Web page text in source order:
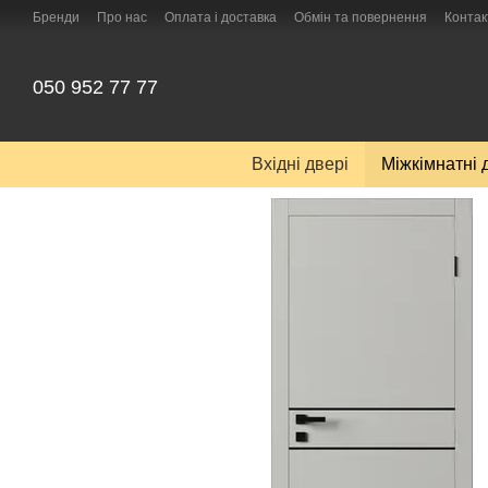
Перейти до основного контенту
Бренди Про нас Оплата і доставка Обмін та повернення
050 952 77 77
Вхідні двері Міжкімнатні